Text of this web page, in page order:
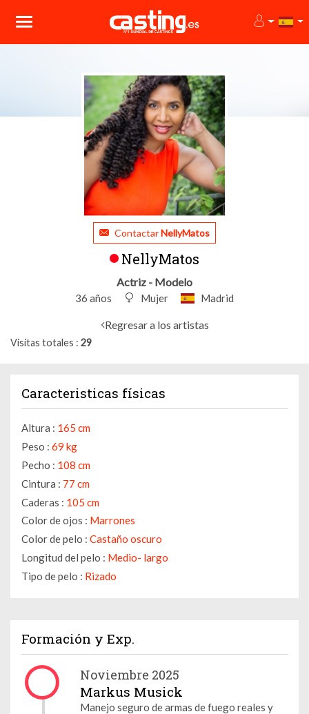
ContactarNellyMatos
NellyMatos
Actriz - Modelo
36 años Mujer Madrid
Regresar a los artistas
Visitas totales 29
Caracteristicas físicas
Altura : 165 cm
Peso : 69 kg
Pecho : 108 cm
Cintura : 77 cm
Caderas : 105 cm
Color de ojos : Marrones
Color de pelo : Castaño oscuro
Longitud del pelo : Medio- largo
Tipo de pelo : Rizado
Formación y Exp.
Noviembre 2025
Markus Musick
Manejo seguro de armas de fuego reales y